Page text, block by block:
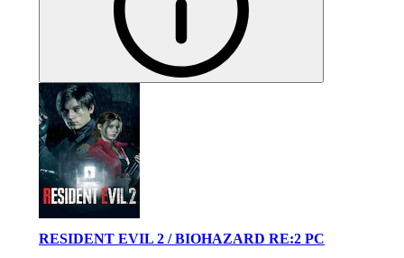
RESIDENT EVIL 2 / BIOHAZARD RE:2 PC